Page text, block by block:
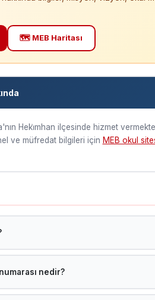
🗺️ MEB Haritası
Heki̇mhan ilçesinde hizmet
ve müfredat bilgileri için MEB okul
ilçesinde yer almaktadır.
nedir?
MEB okul sitesini ziyaret